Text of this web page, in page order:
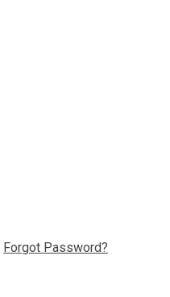
Forgot Password?